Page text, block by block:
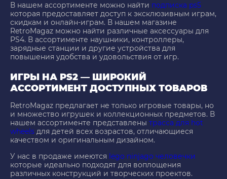
В нашем ассортименте можно найти подписка ps5
которая предоставляет доступ к эксклюзивным играм,
скидкам и онлайн-играм. В нашем магазине
RetroMagaz можно найти различные аксессуары для
PS4. В ассортименте наушники, контроллеры,
зарядные станции и другие устройства для
повышения удобства и удовольствия от игр.
ИГРЫ НА PS2 — ШИРОКИЙ
АССОРТИМЕНТ ДОСТУПНЫХ ТОВАРОВ
RetroMagaz предлагает не только игровые товары, но
и множество игрушек и коллекционных предметов. В
нашем ассортименте представлены трасса для hot
wheels для детей всех возрастов, отличающиеся
качеством и оригинальным дизайном.
У нас в продаже имеются lego ninjago человечки
которые идеально подходят для воплощения
различных конструкций и творческих проектов.